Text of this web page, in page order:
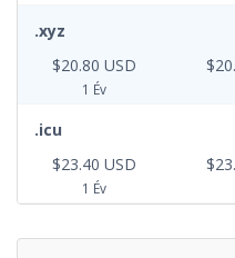
.xyz
$20.80 USD
1 Év
.icu
$23.40 USD
1 Év